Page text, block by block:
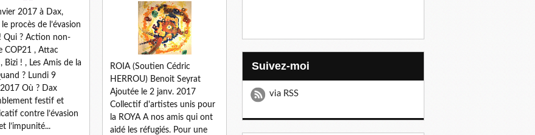
ROIA (Soutien Cédric
HERROU) Benoit Seyrat
Ajoutée le 2 janv. 2017
Collectif d'artistes unis pour
la ROYA A nos amis qui ont
aidé les réfugiés. Pour une
2017 à Dax,
procès de l’évasion
Qui ? Action non-
COP21 , Attac
Bizi ! , Les Amis de la
? Lundi 9
Où ? Dax
festif et
contre l’évasion
l’impunité...
Suivez-moi
via RSS